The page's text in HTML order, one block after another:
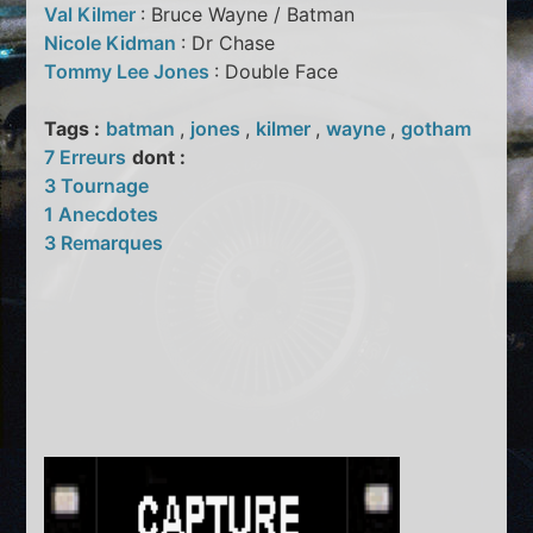
Val Kilmer : Bruce Wayne / Batman
Nicole Kidman : Dr Chase
Tommy Lee Jones : Double Face
Tags : batman , jones , kilmer ,wayne ,gotham
7 Erreurs dont :
3 Tournage
1 Anecdotes
3 Remarques